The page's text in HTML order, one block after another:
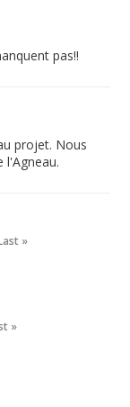
pas!!
projet. Nous
l'Agneau.
»
»